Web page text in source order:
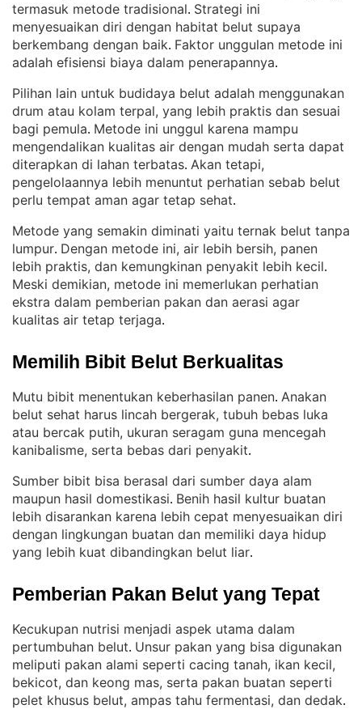
termasuk metode tradisional. Strategi ini
menyesuaikan diri dengan habitat belut supaya
berkembang dengan baik. Faktor unggulan metode ini
adalah efisiensi biaya dalam penerapannya.
Pilihan lain untuk budidaya belut adalah menggunakan
drum atau kolam terpal, yang lebih praktis dan sesuai
bagi pemula. Metode ini unggul karena mampu
mengendalikan kualitas air dengan mudah serta dapat
diterapkan di lahan terbatas. Akan tetapi,
pengelolaannya lebih menuntut perhatian sebab belut
perlu tempat aman agar tetap sehat.
Metode yang semakin diminati yaitu ternak belut tanpa
lumpur. Dengan metode ini, air lebih bersih, panen
lebih praktis, dan kemungkinan penyakit lebih kecil
Meski demikian, metode ini memerlukan perhatian
ekstra dalam pemberian pakan dan aerasi agar
kualitas air tetap terjaga.
Memilih Bibit Belut Berkualitas
Mutu bibit menentukan keberhasilan panen. Anakan
belut sehat harus lincah bergerak, tubuh bebas luka
atau bercak putih, ukuran seragam guna mencegah
kanibalisme, serta bebas dari penyakit.
Sumber bibit bisa berasal dari sumber daya alam
maupun hasil domestikasi. Benih hasil kultur buatan
lebih disarankan karena lebih cepat menyesuaikan diri
dengan lingkungan buatan dan memiliki daya hidup
yang lebih kuat dibandingkan belut liar.
Pemberian Pakan Belut yang Tepat
Kecukupan nutrisi menjadi aspek utama dalam
pertumbuhan belut. Unsur pakan yang bisa digunakan
meliputi pakan alami seperti cacing tanah, ikan kecil,
bekicot, dan keong mas, serta pakan buatan seperti
pelet khusus belut, ampas tahu fermentasi, dan dedak.